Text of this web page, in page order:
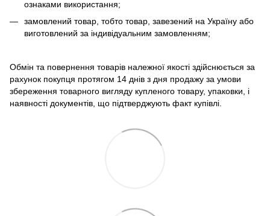
ознаками використання;
замовлений товар, тобто товар, завезений на Україну або
виготовлений за індивідуальним замовленням;
Обмін та повернення товарів належної якості здійснюється за
рахунок покупця протягом 14 днів з дня продажу за умови
збереження товарного вигляду купленого товару, упаковки, і
наявності документів, що підтверджують факт купівлі.